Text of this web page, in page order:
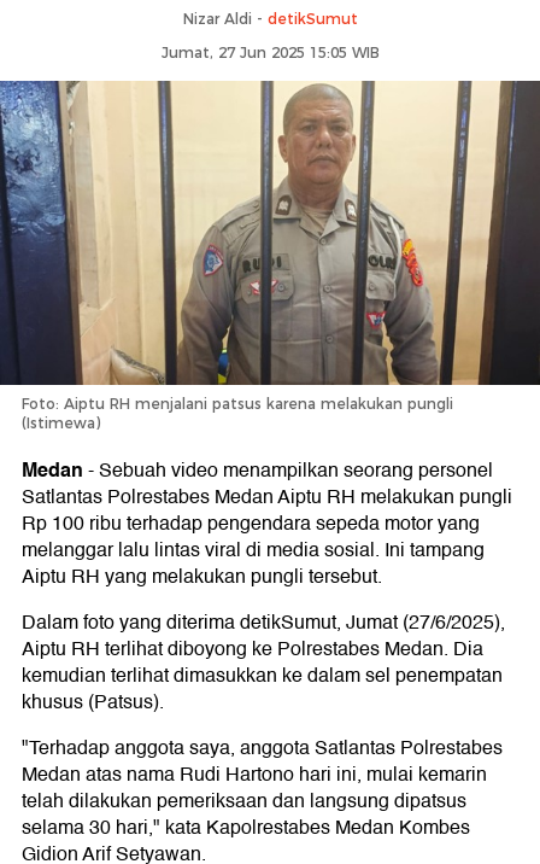
Nizar Aldi - detikSumut
Jumat, 27 Jun 2025 15:05 WIB
Foto: Aiptu RH menjalani patsus karena melakukan pungli
(Istimewa)
Medan-Sebuah video menampilkan seorang personel
Satlantas Polrestabes Medan Aiptu RH melakukan pungli
Rp 100 ribu terhadap pengendara sepeda motor yang
melanggar lalu lintas viral di media sosial. Ini tampang
Aiptu RH yang melakukan pungli tersebut.
Dalam foto yang diterima detikSumut, Jumat (27/6/2025),
Aiptu RH terlihat diboyong ke Polrestabes Medan. Dia
kemudian terlihat dimasukkan ke dalam sel penempatan
khusus (Patsus).
"Terhadap anggota saya, anggota Satlantas Polrestabes
Medan atas nama Rudi Hartono hari ini, mulai kemarin
telah dilakukan pemeriksaan dan langsung dipatsus
selama 30 hari," kata Kapolrestabes Medan Kombes
Gidion Arif Setyawan.